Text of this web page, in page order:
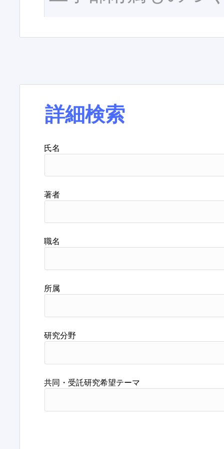
詳細検索
氏名
著者
職名
所属
研究分野
共同・受託研究希望テーマ